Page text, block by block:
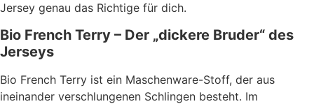
Jersey genau das Richtige für dich.
Bio French Terry – Der „dickere Bruder“ des
Jerseys
Bio French Terry ist ein Maschenware-Stoff, der aus
ineinander verschlungenen Schlingen besteht. Im